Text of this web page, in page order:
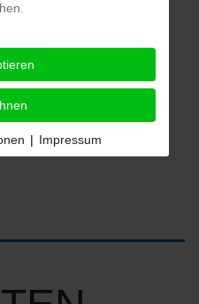
| Impressum